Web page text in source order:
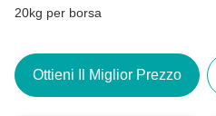
20kg per borsa
Ottieni Il Miglior Prezzo